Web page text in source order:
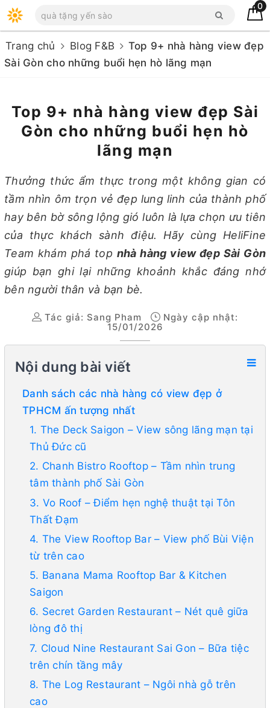
0
Trang chủ Blog F&B
Top 9+ nhà hàng view đẹp
Sài Gòn cho những buổi hẹn hò lãng mạn
Top 9+ nhà hàng view đẹp Sài
Gòn cho những buổi hẹn hò
lãng mạn
Thưởng thức ẩm thực trong một không gian có
tầm nhìn ôm trọn vẻ đẹp lung linh của thành phố
hay bên bờ sông lộng gió luôn là lựa chọn ưu tiên
của thực khách sành điệu. Hãy cùng HeliFine
Team khám phá top nhà hàng view đẹp Sài Gòn
giúp bạn ghi lại những khoảnh khắc đáng nhớ
bên người thân và bạn bè.
Tác giả: Sang Pham
Ngày cập nhật:
15/01/2026
Nội dung bài viết
Danh sách các nhà hàng có view đẹp ở
TPHCM ấn tượng nhất
1. The Deck Saigon – View sông lãng mạn tại
Thủ Đức cũ
2. Chanh Bistro Rooftop – Tầm nhìn trung
tâm thành phố Sài Gòn
3. Vo Roof – Điểm hẹn nghệ thuật tại Tôn
Thất Đạm
4. The View Rooftop Bar – View phố Bùi Viện
từ trên cao
5. Banana Mama Rooftop Bar & Kitchen
Saigon
6. Secret Garden Restaurant – Nét quê giữa
lòng đô thị
7. Cloud Nine Restaurant Sai Gon – Bữa tiệc
trên chín tầng mây
8. The Log Restaurant – Ngôi nhà gỗ trên
cao